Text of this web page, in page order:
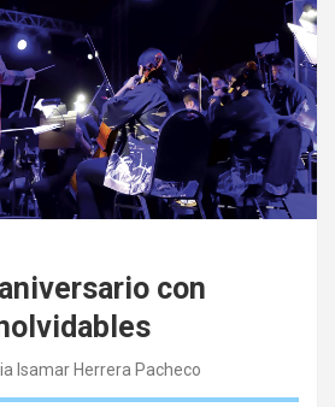
con
Isamar Herrera Pacheco